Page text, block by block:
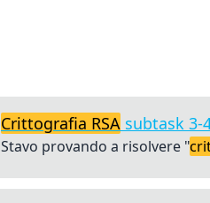
Crittografia RSA subtask 3-
Stavo provando a risolvere "